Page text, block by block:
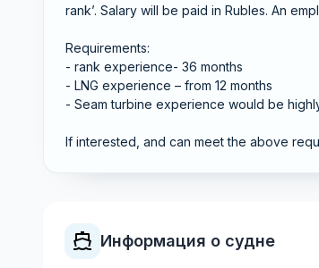
rank’. Salary will be paid in Rubles. An
Requirements:
- rank experience- 36 months
- LNG experience – from 12 months
- Seam turbine experience would be
If interested, and can meet the above
Информация о судне